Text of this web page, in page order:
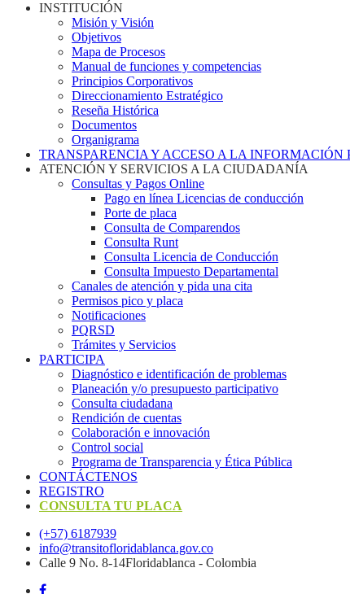
INSTITUCIÓN
Misión y Visión
Objetivos
Mapa de Procesos
Manual de funciones y competencias
Principios Corporativos
Direccionamiento Estratégico
Reseña Histórica
Documentos
Organigrama
TRANSPARENCIA Y ACCESO A LA INFORMACIÓN
ATENCIÓN Y SERVICIOS A LA CIUDADANÍA
Consultas y Pagos Online
Pago en línea Licencias de conducción
Porte de placa
Consulta de Comparendos
Consulta Runt
Consulta Licencia de Conducción
Consulta Impuesto Departamental
Canales de atención y pida una cita
Permisos pico y placa
Notificaciones
PQRSD
Trámites y Servicios
PARTICIPA
Diagnóstico e identificación de problemas
Planeación y/o presupuesto participativo​
Consulta ciudadana
Rendición de cuentas
Colaboración e innovación
Control social
Programa de Transparencia y Ética Pública
CONTÁCTENOS
REGISTRO
CONSULTA TU PLACA
(+57) 6187939
info@transitofloridablanca.gov.co
Calle 9 No. 8-14Floridablanca - Colombia